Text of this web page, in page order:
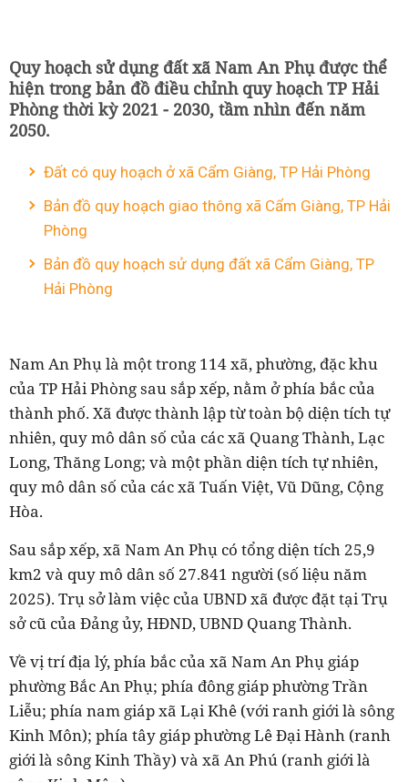
Quy hoạch sử dụng đất xã Nam An Phụ được thể
hiện trong bản đồ điều chỉnh quy hoạch TP Hải
Phòng thời kỳ 2021 - 2030, tầm nhìn đến năm
2050.
Đất có quy hoạch ở xã Cẩm Giàng, TP Hải Phòng
Bản đồ quy hoạch giao thông xã Cẩm Giàng, TP Hải
Phòng
Bản đồ quy hoạch sử dụng đất xã Cẩm Giàng, TP
Hải Phòng
NamAn Phụlà một trong 114 xã, phường, đặc khu
của TP Hải Phòng sau sắp xếp, nằm ở phía bắc của
thành phố. Xã được thành lập từ toàn bộ diện tích tự
nhiên, quy mô dân số của các xã Quang Thành, Lạc
Long, Thăng Long; và một phần diện tích tự nhiên,
quy mô dân số của cácxã Tuấn Việt, Vũ Dũng, Cộng
Hòa.
Sau sắp xếp, xã NamAn Phụ có tổng diện tích25,9
km2 và quy mô dân số27.841 người (số liệu năm
2025). Trụ sở làm việc của UBND xã được đặt tại Trụ
sở cũ của Đảng ủy, HĐND, UBND Quang Thành.
Về vị trí địa lý, phía bắc của xã NamAn Phụ giáp
phường Bắc An Phụ; phía đông giáp phường Trần
Liễu; phía nam giáp xã Lại Khê (với ranh giới là sông
Kinh Môn); phía tây giáp phường Lê Đại Hành (ranh
giới là sông Kinh Thầy) và xã An Phú (ranh giới là